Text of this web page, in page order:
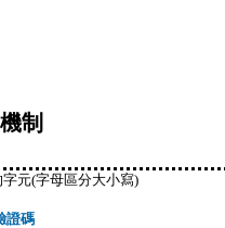
制
元(字母區分大小寫)
證碼